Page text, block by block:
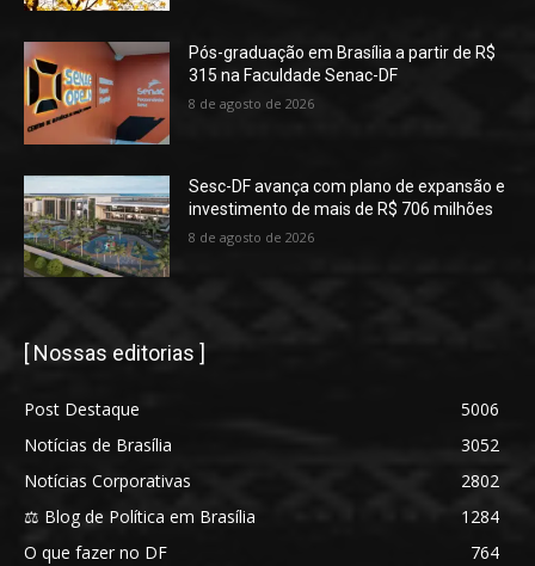
Pós-graduação em Brasília a partir de R$
315 na Faculdade Senac-DF
8 de agosto de 2026
Sesc-DF avança com plano de expansão e
investimento de mais de R$ 706 milhões
8 de agosto de 2026
[ Nossas editorias ]
Post Destaque
5006
Notícias de Brasília
3052
Notícias Corporativas
2802
⚖️ Blog de Política em Brasília
1284
O que fazer no DF
764